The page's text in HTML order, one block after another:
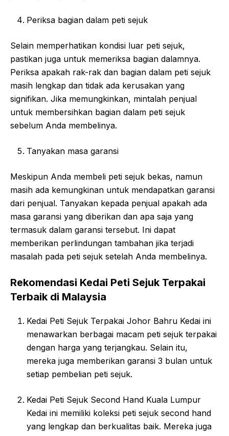
Periksa bagian dalam peti sejuk
Selain memperhatikan kondisi luar peti sejuk,
pastikan juga untuk memeriksa bagian dalamnya.
Periksa apakah rak-rak dan bagian dalam peti sejuk
masih lengkap dan tidak ada kerusakan yang
signifikan. Jika memungkinkan, mintalah penjual
untuk membersihkan bagian dalam peti sejuk
sebelum Anda membelinya.
Tanyakan masa garansi
Meskipun Anda membeli peti sejuk bekas, namun
masih ada kemungkinan untuk mendapatkan garansi
dari penjual. Tanyakan kepada penjual apakah ada
masa garansi yang diberikan dan apa saja yang
termasuk dalam garansi tersebut. Ini dapat
memberikan perlindungan tambahan jika terjadi
masalah pada peti sejuk setelah Anda membelinya.
Rekomendasi Kedai Peti Sejuk Terpakai
Terbaik di Malaysia
Kedai Peti Sejuk Terpakai Johor Bahru Kedai ini
menawarkan berbagai macam peti sejuk terpakai
dengan harga yang terjangkau. Selain itu,
mereka juga memberikan garansi 3 bulan untuk
setiap pembelian peti sejuk.
Kedai Peti Sejuk Second Hand Kuala Lumpur
Kedai ini memiliki koleksi peti sejuk second hand
yang lengkap dan berkualitas baik. Mereka juga